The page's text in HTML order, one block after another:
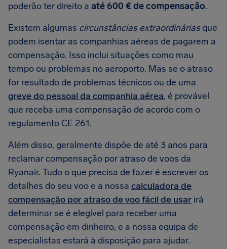
poderão ter direito a até 600 € de compensação.
Existem algumas circunstâncias extraordináriasque
podem isentar as companhias aéreas de pagarem a
compensação. Isso inclui situações como mau
tempo ou problemas no aeroporto. Mas se o atraso
for resultado de problemas técnicos ou de uma
greve do pessoal da companhia aérea, é provável
que receba uma compensação de acordo com o
regulamento CE 261.
Além disso, geralmente dispõe de até 3 anos para
reclamar compensação por atraso de voos da
Ryanair. Tudo o que precisa de fazer é escrever os
detalhes do seu voo e a nossa calculadora de
compensação por atraso de voo fácil de usar irá
determinar se é elegível para receber uma
compensação em dinheiro, e a nossa equipa de
especialistas estará à disposição para ajudar.